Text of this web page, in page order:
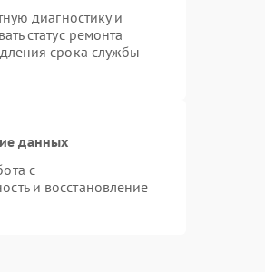
диагностику и
статус ремонта
срока службы
данных
с
и восстановление